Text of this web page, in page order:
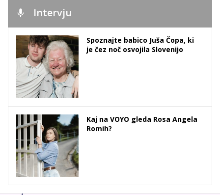
Intervju
Spoznajte babico Juša Čopa, ki
je čez noč osvojila Slovenijo
Kaj na VOYO gleda Rosa Angela
Romih?